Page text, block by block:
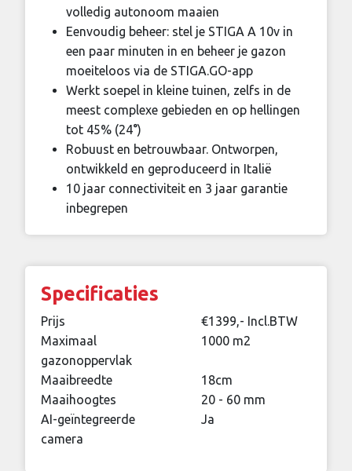
volledig autonoom maaien
Eenvoudig beheer: stel je STIGA A 10v in
een paar minuten in en beheer je gazon
moeiteloos via de STIGA.GO-app
Werkt soepel in kleine tuinen, zelfs in de
meest complexe gebieden en op hellingen
tot 45% (24°)
Robuust en betrouwbaar. Ontworpen,
ontwikkeld en geproduceerd in Italië
10 jaar connectiviteit en 3 jaar garantie
inbegrepen
Specificaties
Prijs
€1399,- Incl.BTW
Maximaal
gazonoppervlak
1000 m2
Maaibreedte
18cm
Maaihoogtes
20 - 60 mm
AI-geïntegreerde
camera
Ja